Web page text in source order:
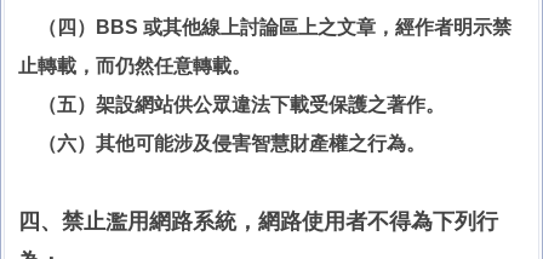
（四）BBS 或其他線上討論區上之文章，經作者明示禁
止轉載，而仍然任意轉載。
（五）架設網站供公眾違法下載受保護之著作。
（六）其他可能涉及侵害智慧財產權之行為。
四、禁止濫用網路系統，網路使用者不得為下列行